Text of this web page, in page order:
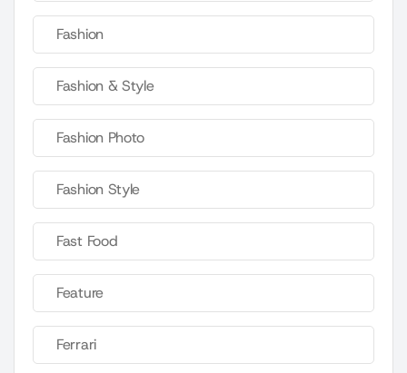
Fashion
Fashion & Style
Fashion Photo
Fashion Style
Fast Food
Feature
Ferrari